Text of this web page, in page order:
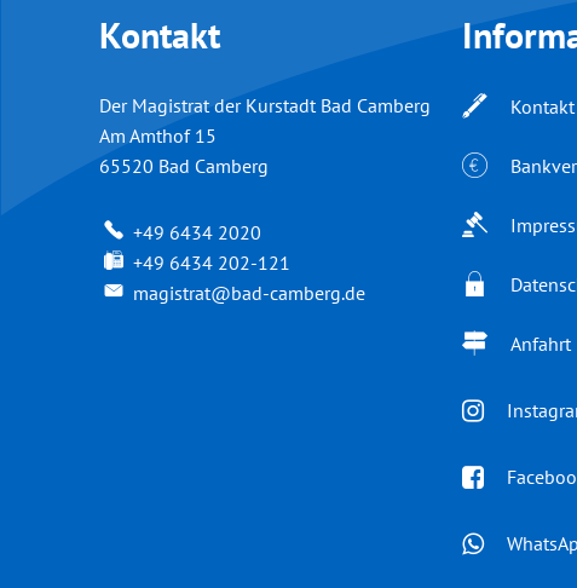
Kontakt
Der Magistrat der Kurstadt Bad Camberg
Am Amthof 15
65520 Bad Camberg
+49 6434 2020
+49 6434 202-121
magistrat@bad-camberg.de
Kontakt
Anfahrt